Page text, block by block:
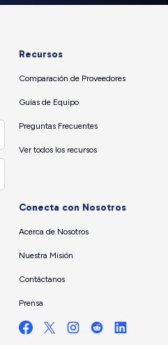
Recursos
Comparación de Proveedores
Guías de Equipo
Preguntas Frecuentes
Ver todos los recursos
Conecta con Nosotros
Acerca de Nosotros
Nuestra Misión
Contáctanos
Prensa